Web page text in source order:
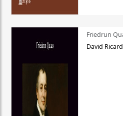
Friedrun
David